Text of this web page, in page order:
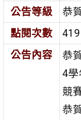
公告等級
恭
點閱次數
419
公告內容
恭
4學
競
恭